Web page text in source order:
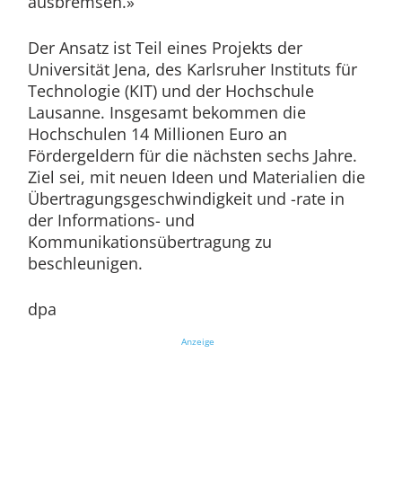
Der Ansatz ist Teil eines Projekts der
Universität Jena, des Karlsruher Instituts für
Technologie (KIT) und der Hochschule
Lausanne. Insgesamt bekommen die
Hochschulen 14 Millionen Euro an
Fördergeldern für die nächsten sechs Jahre.
Ziel sei, mit neuen Ideen und Materialien die
Übertragungsgeschwindigkeit und -rate in
der Informations- und
Kommunikationsübertragung zu
beschleunigen.
dpa
Anzeige